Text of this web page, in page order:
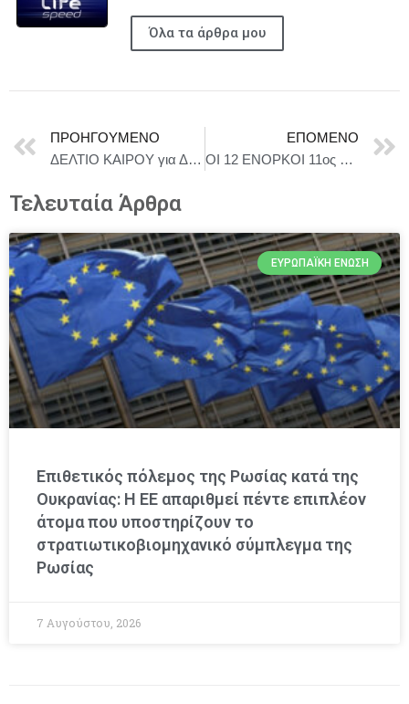
Όλα τα άρθρα μου
ΠΡΟΗΓΟΎΜΕΝΟ
ΔΕΛΤΙΟ ΚΑΙΡΟΥ για Δευτέρα 7/7
ΕΠΌΜΕΝΟ
ΟΙ 12 ΕΝΟΡΚΟΙ 11ος ΧΡΟΝΟΣ / ΠΡΟΣΦΟΡΑ 14€-17€ ΟΛΑ ΤΑ ΕΙΣΙΤΗΡΙΑ ΤΟΥ ΟΚΤΩΒΡΙΟΥ (για αγορές έως 31 Ιουλίου)
Τελευταία Άρθρα
ΕΥΡΩΠΑΪΚΉ ΈΝΩΣΗ
Επιθετικός πόλεμος της Ρωσίας κατά της
Ουκρανίας: Η ΕΕ απαριθμεί πέντε επιπλέον
άτομα που υποστηρίζουν το
στρατιωτικοβιομηχανικό σύμπλεγμα της
Ρωσίας
7 Αυγούστου, 2026